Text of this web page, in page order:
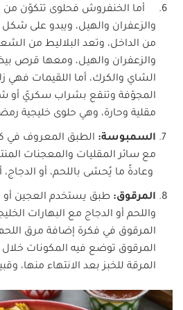
أما الخنفروش فحلوى تتكوّن من
والزعفران والهيل، ويبدو على شكل
من الداخل، وتعد البلاليط من
والزعفران والهيل، ومعها قرص
الشاي والكرك، أما اللقيمات فهي
المجوّفة وتنقع بشراب سكريّ أو
مقلية وحارة، وهي حلوى خليجية
السمبوسة: الطبق المعروف في
مع سائر المقليات والمعجنات
وعادةً ما يُحشى باللحم، أو الدجاج،
المرقوق: طبق يستخدم العجين أو
واللحم أو الدجاج مع البهارات
المرقوق في فكرة إضافة مرق
المرقوق توضع فيه المكونات خلال
المرقة للخبز بعد الانتهاء منها،